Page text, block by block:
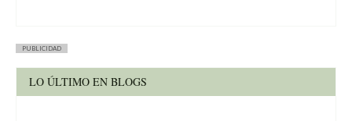
PUBLICIDAD
LO ÚLTIMO EN BLOGS